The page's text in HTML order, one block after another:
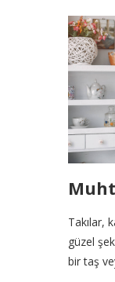
Takılar,
güzel
bir taş